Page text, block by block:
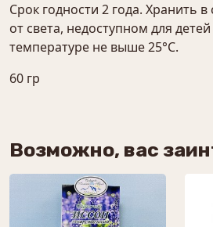
Срок годности 2 года. Хранить
от света, недоступном для
температуре не выше 25°С.
60 гр
Возможно, вас